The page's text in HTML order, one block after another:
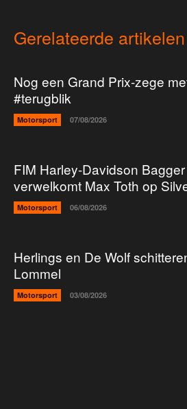
Gerelateerde artikelen
Nog een Grand Prix-zege
#terugblik
Motorsport 07/08/2026
FIM Harley-Davidson
verwelkomt Max Toth op
Motorsport 06/08/2026
Herlings en De Wolf
Lommel
Motorsport 03/08/2026